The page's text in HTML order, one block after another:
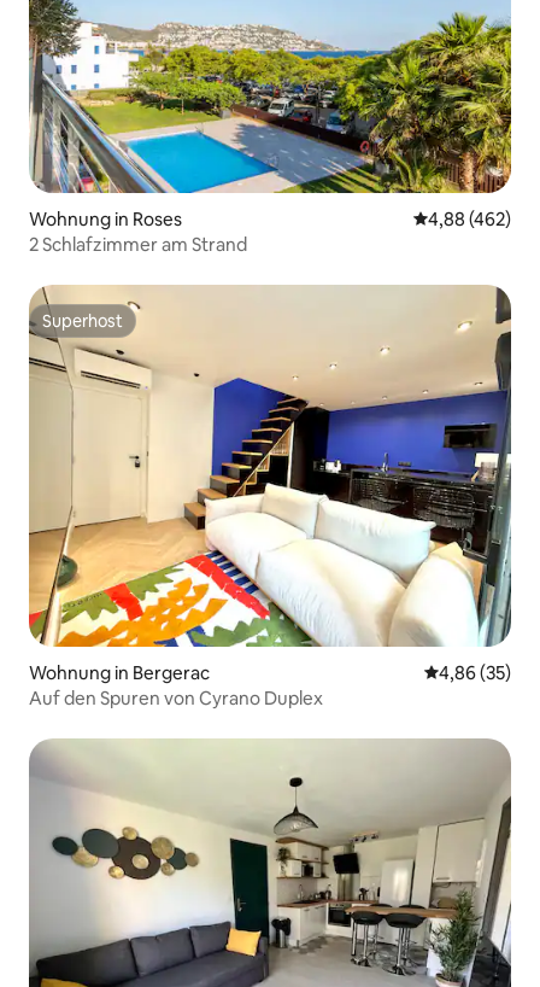
Wohnung in Roses
4,88 (462)
2 Schlafzimmer am Strand
Superhost
Superhost
Wohnung in Bergerac
4,86 (35)
Auf den Spuren von Cyrano Duplex